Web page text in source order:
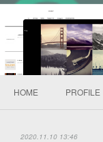
HOME PROFILE
2020.11.10 13:46